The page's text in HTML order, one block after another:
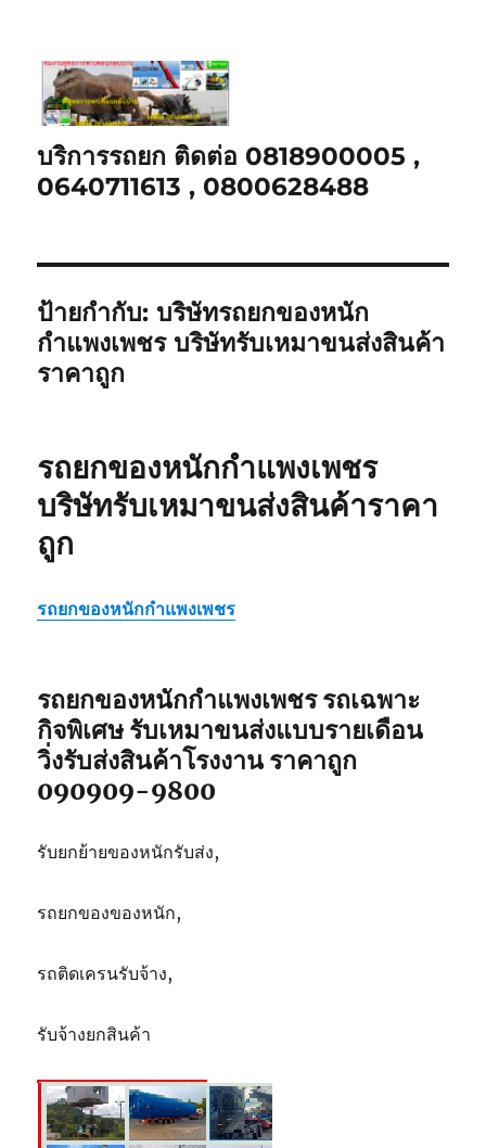
บริการรถยก ติดต่อ 0818900005 ,
0640711613 , 0800628488
ป้ายกำกับ:บริษัทรถยกของหนัก
กำแพงเพชร บริษัทรับเหมาขนส่งสินค้า
ราคาถูก
รถยกของหนักกำแพงเพชร
บริษัทรับเหมาขนส่งสินค้าราคา
ถูก
รถยกของหนักกำแพงเพชร
รถยกของหนักกำแพงเพชร รถเฉพาะ
กิจพิเศษ รับเหมาขนส่งแบบรายเดือน
วิ่งรับส่งสินค้าโรงงาน ราคาถูก
090909-9800
รับยกย้ายของหนักรับส่ง,
รถยกของของหนัก,
รถติดเครนรับจ้าง,
รับจ้างยกสินค้า